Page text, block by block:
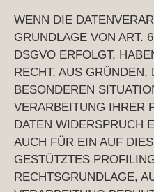
WENN DIE
GRUNDLAGE VON ART.
DSGVO ERFOLGT,
RECHT, AUS
BESONDEREN
VERARBEITUNG IHRER
DATEN WIDERSPRUCH
AUCH FÜR EIN AUF
GESTÜTZTES
RECHTSGRUNDLAGE,